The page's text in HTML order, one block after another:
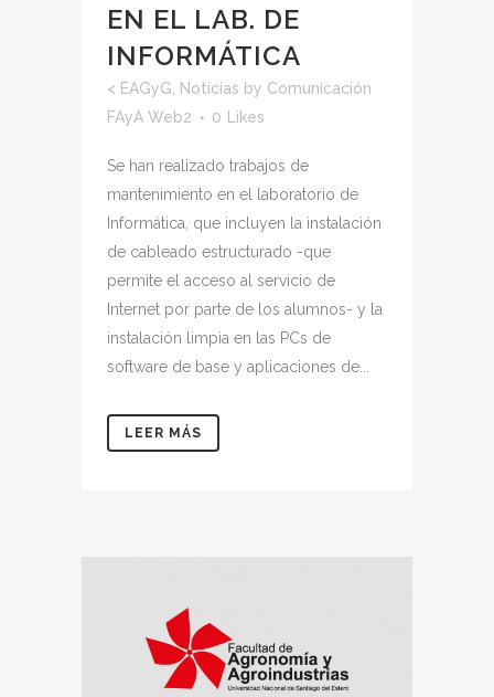
EN EL LAB. DE
INFORMÁTICA
< EAGyG Noticias by Comunicación
FAyA Web2
0 Likes
Se han realizado trabajos de
mantenimiento en el laboratorio de
Informática, que incluyen la instalación
de cableado estructurado -que
permite el acceso al servicio de
Internet por parte de los alumnos- y la
instalación limpia en las PCs de
software de base y aplicaciones de...
LEER MÁS